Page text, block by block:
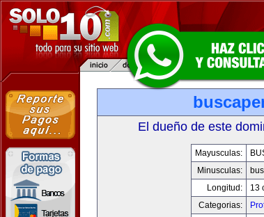
El dueño de este
Mayusculas:
Minusculas:
Longitud:
13
Categorias: